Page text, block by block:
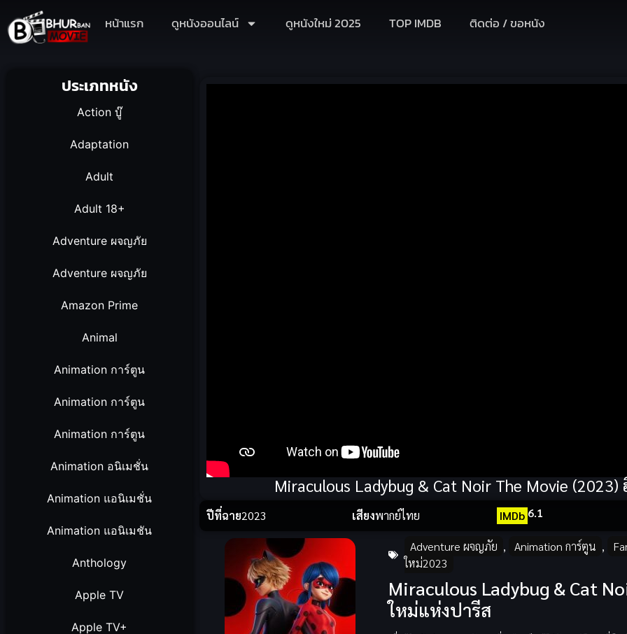
หน้าแรก ดูหนังออนไลน์ ดูหนังใหม่ 2025 TOP IMDB ติดต่อ / ขอหนัง
ประเภทหนัง
Action บู๊
Adaptation
Adult
Adult 18+
Adventure ผจญภัย
Adventure ผจญภัย
Amazon Prime
Animal
Animation การ์ตูน
Animation การ์ตูน
Animation การ์ตูน
Animation อนิเมชั่น
Animation แอนิเมชั่น
Animation แอนิเมชัน
Anthology
Apple TV
Apple TV+
Miraculous Ladybug & Cat Noir The Movie
ปีที่ฉาย2023 เสียงพากย์ไทย IMDb 6.1
Adventure ผจญภัย , Animation การ์ตูน ,
ใหม่2023
Miraculous Ladybug & Cat
ใหม่แห่งปารีส